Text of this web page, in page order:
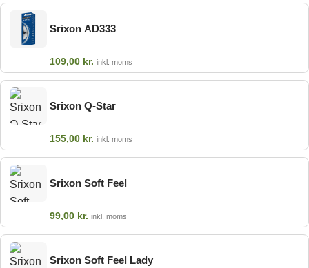
Srixon AD333
109,00 kr. inkl. moms
Srixon Q-Star
155,00 kr. inkl. moms
Srixon Soft Feel
99,00 kr. inkl. moms
Srixon Soft Feel Lady